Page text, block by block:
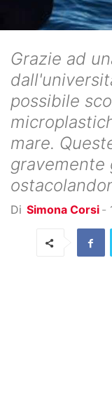
Grazie ad
possibile
mare.
gravemente
Di Simona Corsi -